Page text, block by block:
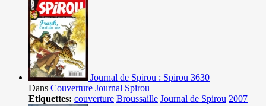
Journal de Spirou : Spirou 3630
Dans Couverture Journal Spirou
Etiquettes: couverture Broussaille Journal de Spirou 2007